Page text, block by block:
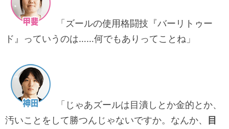
「ズールの使用格闘技『バーリトゥー
ド』っていうのは……何でもありってことね」
「じゃあズールは目潰しとか金的とか、
汚いことをして勝つんじゃないですか。なんか、
目